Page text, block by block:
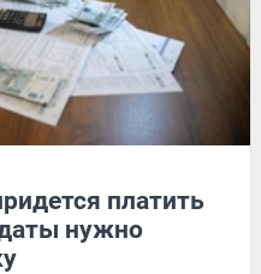
платить
нужно